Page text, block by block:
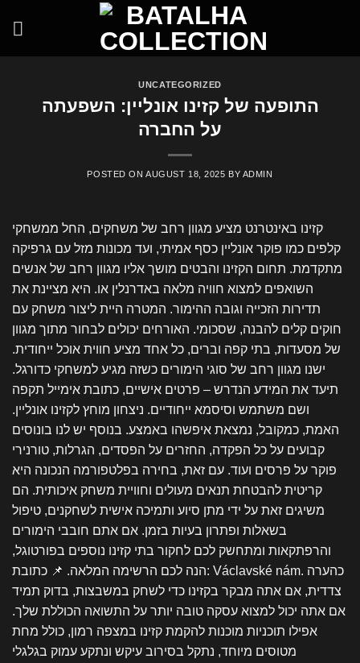
UNCATEGORIZED
התופעה של קזינו אונליין: השפעתה
על החברה
POSTED ONAUGUST 18, 2025 BY ADMIN
קזינו באינטרנט מציע מגוון רחב של משחקים, החל ממשחקי
קלפים כמו פוקר אונליין כסף אמיתי, ועד מכונות מזל עם גרפיקה
מתקדמת. תחום הקזינו והבטים מושך אליו מגוון רחב של אנשים
השואפים למצוא חוויה מלאה באדרנלין או. היא מציינת את
תדירות הזכייה וגובה ההימור. המטרה היית ליצור משחק עם
חוקים קלים להבנה, שסכומי. האורחים יכולים לבחור מתוך מגוון
של מסעדות, בתי קפה וברים, כל אחד מציע חווית אוכל ייחודית.
ישנו מגוון רחב של סוגי הימורים כשזה מגיע למשחקי כדורגל.
תיעד את המידע הנדרש – פרטים אישיים, כתובת אימייל תקפה
ושם משתמש וסיסמא ייחודיים. ניצחון מוחץ לקזינו אונליין.
האמת, כמקובל, נמצאת איפשהו באמצע. בנוסף יש לנו בונוסים
קבועים על כל הפקדה, החזרים על הפסדים, הגרלות, טורנירי
פוקר על פרסים ועוד. עם זאת, בחירה בפלטפורמה הנכונה היא
קריטית להבטחת תנאים מעולים וחוויית משחק איכותית. הם
משיגים זאת על ידי מתן סיוע ותמיכה אישית לשחקנים, טיפול
בשאלות ופתרון בעיות בזמן. אם אתם חובבי הימורים
והרפתקאות ומתחשק לכם לחקור בתי קזינו נוספים בפורטוגל,
הנה לכם הרשימה המלאה. 📌 כתובת: Václavské nám. כהערה
צדדית, אם אתה מבקר בקזינו כדי לשחק במשבצות, בדוק תמיד
אם אתה יכול למצוא עסקה טובה יותר על התשואה הכוללת שלך.
אפילו תוכניות מוכנות להקמת קזינו במצפה רמון, כולל מחת
מטוסים מיוחד, נתקל בסירוב עיקש ונתקע עמוק בגלגלי